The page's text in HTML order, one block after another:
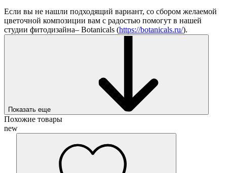
Если вы не нашли подходящий вариант, со сбором желаемой
цветочной композиции вам с радостью помогут в нашей
студии фитодизайна– Botanicals (https://botanicals.ru/).
Показать еще
Похожие товары
new